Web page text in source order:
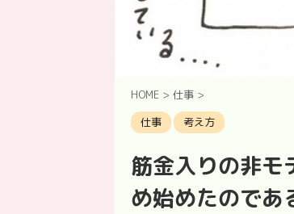
HOME > 仕事 >
仕事
考え方
筋金入りの非モ
め始めたのであ